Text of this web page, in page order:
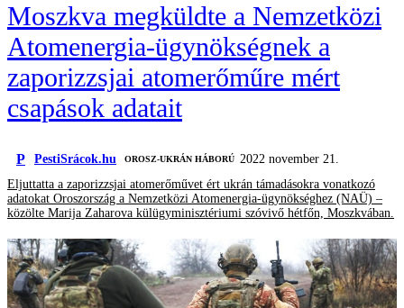
Moszkva megküldte a Nemzetközi
Atomenergia-ügynökségnek a
zaporizzsjai atomerőműre mért
csapások adatait
P PestiSrácok.hu ‎ OROSZ-UKRÁN HÁBORÚ 2022 november 21.
Eljuttatta a zaporizzsjai atomerőművet ért ukrán támadásokra vonatkozó
adatokat Oroszország a Nemzetközi Atomenergia-ügynökséghez (NAÜ) –
közölte Marija Zaharova külügyminisztériumi szóvivő hétfőn, Moszkvában.